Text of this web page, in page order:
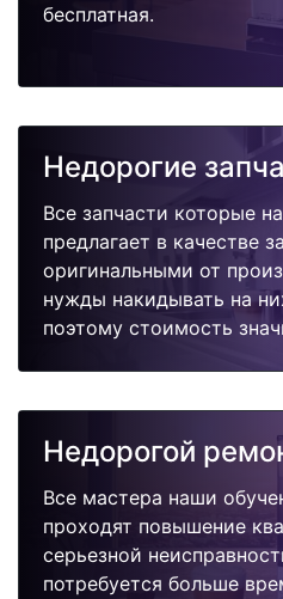
бесплатная.
Недорогие
Все запчасти которые
предлагает в качестве
оригинальными от
нужды накидывать на
поэтому стоимость
Недорогой
Все мастера наши
проходят повышение
серьезной
потребуется больше